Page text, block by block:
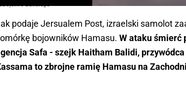
Balidiego
podaje Jersualem Post, izraelski samolot
bojowników Hamasu. W ataku śmierć
Safa - szejk Haitham Balidi,
to zbrojne ramię Hamasu na